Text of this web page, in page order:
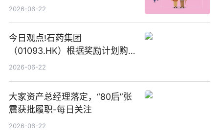
2026-06-22
今日观点!石药集团
（01093.HK）根据奖励计划购
回580万股
2026-06-22
大家资产总经理落定，“80后”张
震获批履职-每日关注
2026-06-22